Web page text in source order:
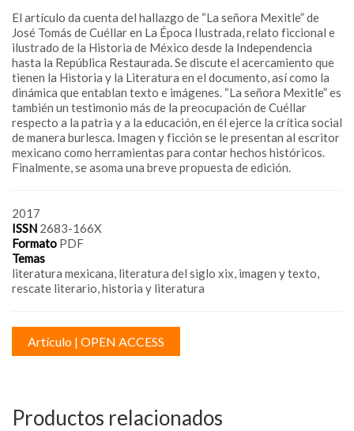
El artículo da cuenta del hallazgo de “La señora Mexitle” de
José Tomás de Cuéllar en La Época Ilustrada, relato ficcional e
ilustrado de la Historia de México desde la Independencia
hasta la República Restaurada. Se discute el acercamiento que
tienen la Historia y la Literatura en el documento, así como la
dinámica que entablan texto e imágenes. “La señora Mexitle” es
también un testimonio más de la preocupación de Cuéllar
respecto a la patria y a la educación, en él ejerce la crítica social
de manera burlesca. Imagen y ficción se le presentan al escritor
mexicano como herramientas para contar hechos históricos.
Finalmente, se asoma una breve propuesta de edición.
2017
ISSN 2683-166X
Formato PDF
Temas
literatura mexicana, literatura del siglo xix, imagen y texto,
rescate literario, historia y literatura
Artículo | OPEN ACCESS
Productos relacionados